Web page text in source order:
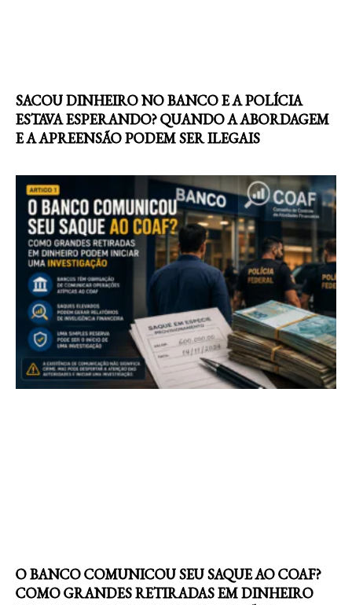
SACOU DINHEIRO NO BANCO E A POLÍCIA
ESTAVA ESPERANDO? QUANDO A ABORDAGEM
E A APREENSÃO PODEM SER ILEGAIS
O BANCO COMUNICOU SEU SAQUE AO COAF?
COMO GRANDES RETIRADAS EM DINHEIRO